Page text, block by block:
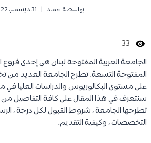
بواسطة عماد 31 ديسمبر، 2022
33
الجامعة العربية المفتوحة لبنان هي إحدى فروع
المفتوحة التسعة. تطرح الجامعة العديد
على مستوى البكالوريوس والدراسات العليا في
سنتعرف في هذا المقال على كافة التفاصيل
تطرحها الجامعة ، شروط القبول لكل درجة ،
التخصصات ، وكيفية التقديم.